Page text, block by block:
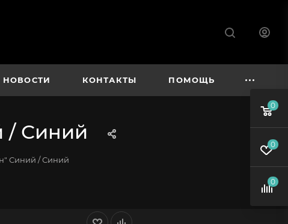
НОВОСТИ КОНТАКТЫ ПОМОЩЬ
/ Синий
Синий / Синий
0
0
0